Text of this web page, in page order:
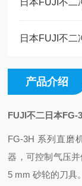
日本FUJI不二
日本FUJI不二
产品介绍
FUJI不二日本FG-
FG-3H 系列直磨
器，可控制气压
5 mm 砂轮的刀具